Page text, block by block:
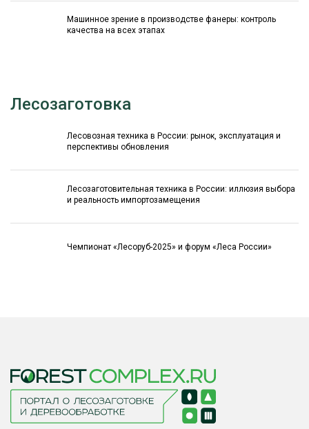
Машинное зрение в производстве фанеры: контроль
качества на всех этапах
Лесозаготовка
Лесовозная техника в России: рынок, эксплуатация и
перспективы обновления
Лесозаготовительная техника в России: иллюзия выбора
и реальность импортозамещения
Чемпионат «Лесоруб-2025» и форум «Леса России»